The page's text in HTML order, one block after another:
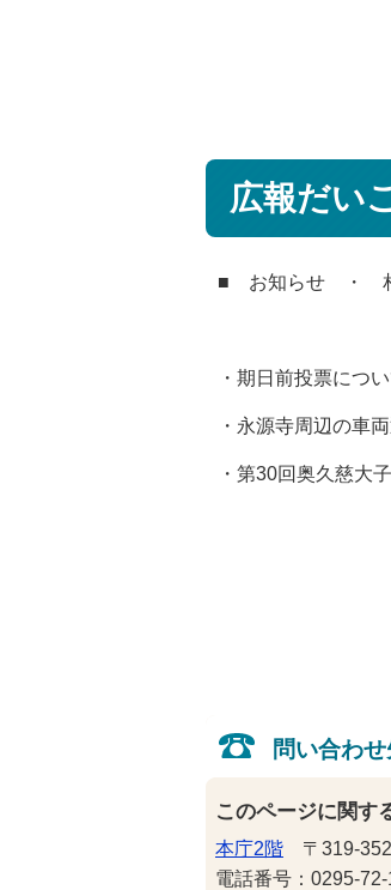
広報だい
■ お知らせ ・
・期日前投票につ
・永源寺周辺の車
・第30回奥久慈大
問い合わ
このページに関す
本庁2階 〒319-
電話番号：0295-